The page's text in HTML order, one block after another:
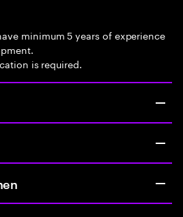
minimum 5 years of experience
is required.